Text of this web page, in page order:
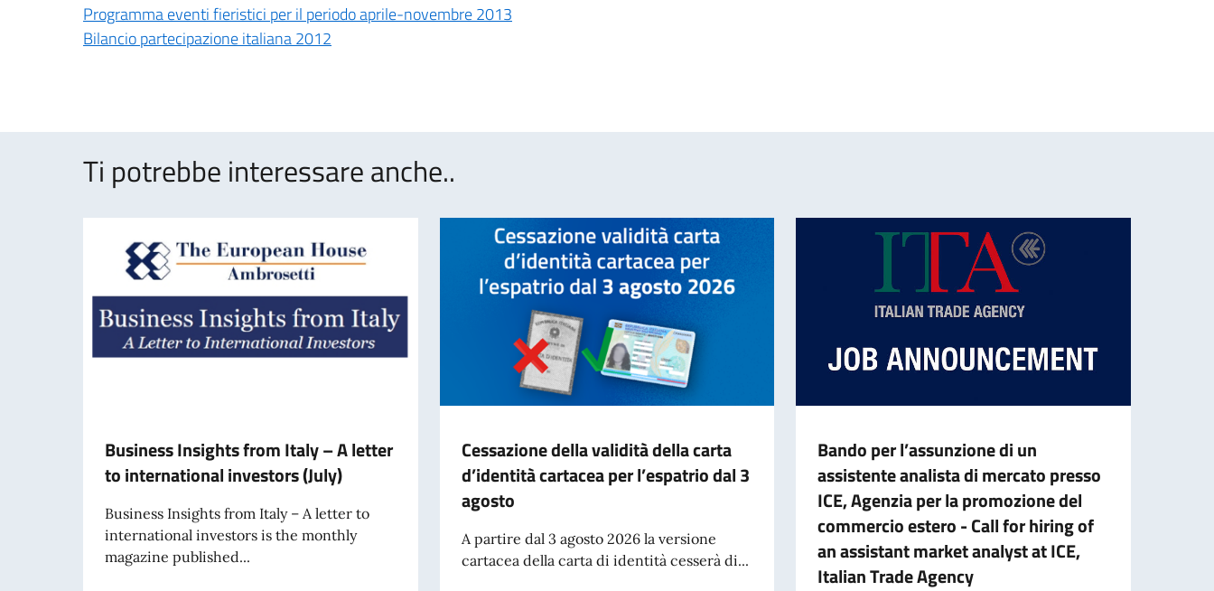
Programma eventi fieristici per il periodo aprile-novembre 2013
Bilancio partecipazione italiana 2012
Ti potrebbe interessare anche..
Business Insights from Italy – A letter
to international investors (July)
Business Insights from Italy – A letter to
international investors is the monthly
magazine published...
Cessazione della validità della carta
d’identità cartacea per l’espatrio dal 3
agosto
A partire dal 3 agosto 2026 la versione
cartacea della carta di identità cesserà di...
Bando per l’assunzione di un
assistente analista di mercato presso
ICE, Agenzia per la promozione del
commercio estero - Call for hiring of
an assistant market analyst at ICE,
Italian Trade Agency